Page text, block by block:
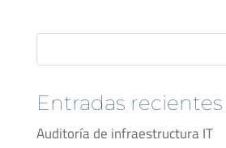
o er p
Entradas recientes
Auditoría de infraestructura IT